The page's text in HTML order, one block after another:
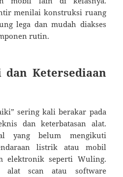
menilai konstruksi ruang
lega dan mudah diakses
rutin.
dan Ketersediaan
sering kali berakar pada
dan keterbatasan alat.
yang belum mengikuti
listrik atau mobil
elektronik seperti Wuling.
alat scan atau software